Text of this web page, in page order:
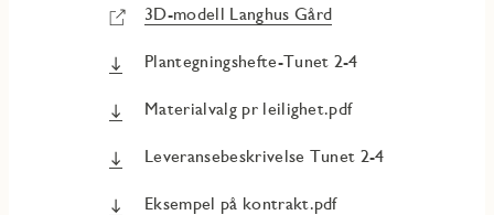
3D-modell Langhus Gård
Plantegningshefte-Tunet 2-4
Materialvalg pr leilighet.pdf
Leveransebeskrivelse Tunet 2-4
Eksempel på kontrakt.pdf